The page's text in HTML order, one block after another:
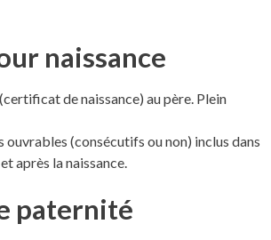
naissance
de naissance) au père. Plein
ouvrables (consécutifs ou non) inclus dans
après la naissance.
paternité